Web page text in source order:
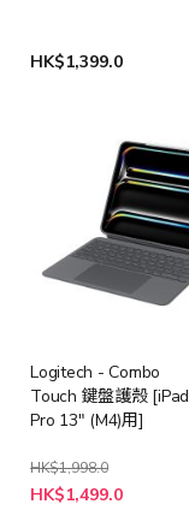
HK$1,399.0
Logitech - Combo
Touch 鍵盤護殼 [iPad
Pro 13" (M4)用]
HK$1,998.0
特
殊
HK$1,499.0